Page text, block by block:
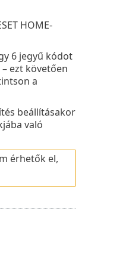
HOME-
6 jegyű kódot
ezt követően
a
beállításakor
való
érhetők el,